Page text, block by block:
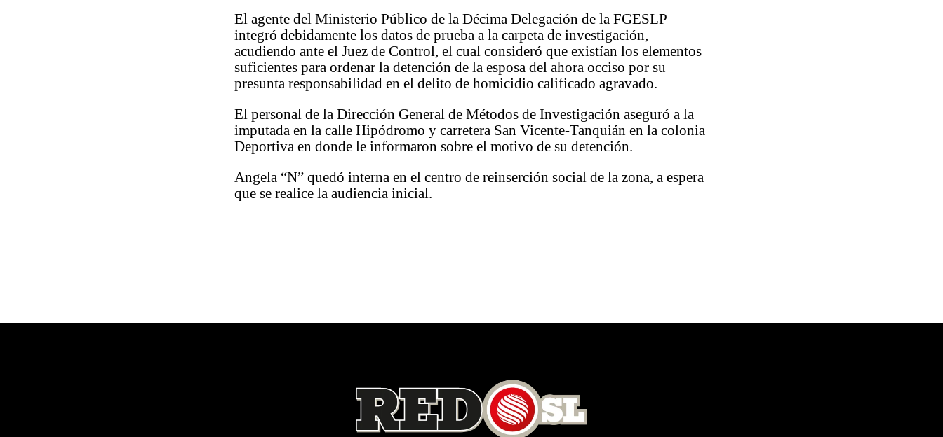
El agente del Ministerio Público de la Décima Delegación de la FGESLP
integró debidamente los datos de prueba a la carpeta de investigación,
acudiendo ante el Juez de Control, el cual consideró que existían los elementos
suficientes para ordenar la detención de la esposa del ahora occiso por su
presunta responsabilidad en el delito de homicidio calificado agravado.
El personal de la Dirección General de Métodos de Investigación aseguró a la
imputada en la calle Hipódromo y carretera San Vicente-Tanquián en la colonia
Deportiva en donde le informaron sobre el motivo de su detención.
Angela “N” quedó interna en el centro de reinserción social de la zona, a espera
que se realice la audiencia inicial.